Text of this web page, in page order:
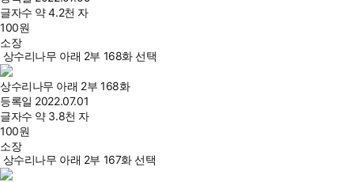
글자수 약 4.2천 자
100원
소장
상수리나무 아래 2부 168화 선택
상수리나무 아래 2부 168화
등록일 2022.07.01
글자수 약 3.8천 자
100원
소장
상수리나무 아래 2부 167화 선택